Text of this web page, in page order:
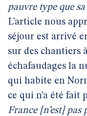
pauvre type que
L’article nous
séjour est arrivé
sur des chantiers
échafaudages la
qui habite en
ce qui n’a été
France [n’est]